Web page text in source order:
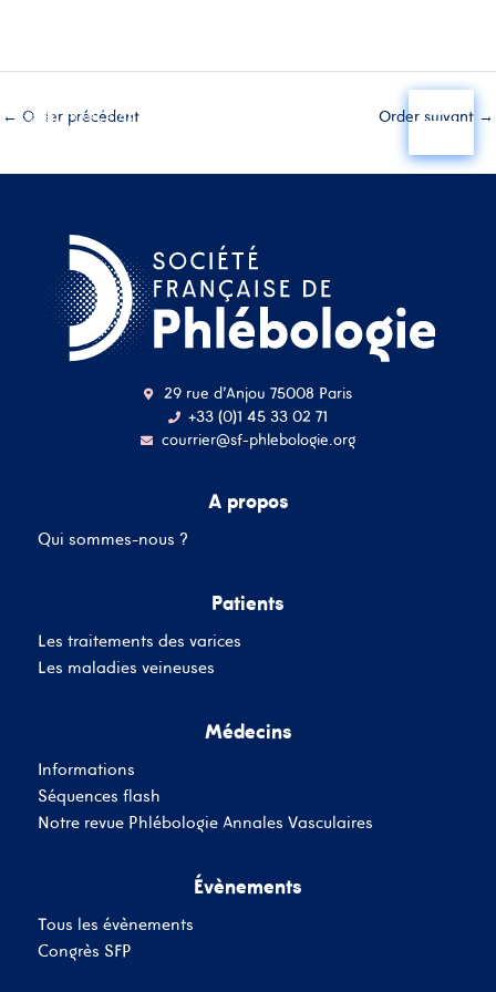
← Order précédent Order suivant →
29 rue d'Anjou 75008 Paris
+33 (0)1 45 33 02 71
courrier@sf-phlebologie.org
A propos
Qui sommes-nous ?
Patients
Les traitements des varices
Les maladies veineuses
Médecins
Informations
Séquences flash
Notre revue Phlébologie Annales Vasculaires
Évènements
Tous les évènements
Congrès SFP
adresse mail
Se souvenir de moi
SE CONNECTER
Inscrivez-Vous